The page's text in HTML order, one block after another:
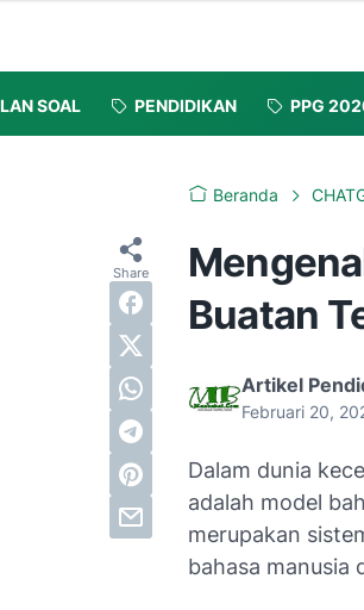
SOAL PENDIDIKAN PPG
Beranda
Buatan
Artikel
Februari 20,
Dalam dunia
adalah model
merupakan
bahasa manusia